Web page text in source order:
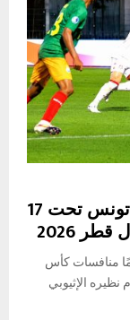
خيبة رياضية في المغرب : منتخب تونس تحت 17
2026
التونسي لكرة القدم لأقل من 17 عامًا منافسات كأس
نظيره الإثيوبي